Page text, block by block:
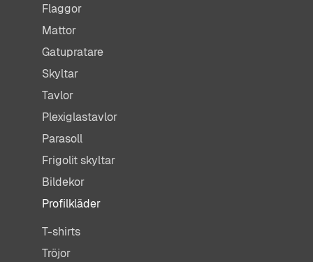
Flaggor
Mattor
Gatupratare
Skyltar
Tavlor
Plexiglastavlor
Parasoll
Frigolit skyltar
Bildekor
Profilkläder
T-shirts
Tröjor